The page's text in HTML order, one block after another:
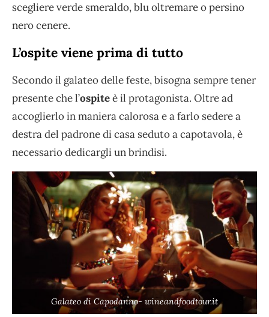
scegliere verde smeraldo, blu oltremare o persino
nero cenere.
L’ospite viene prima di tutto
Secondo il galateo delle feste, bisogna sempre tener
presente che l’ospiteè il protagonista. Oltre ad
accoglierlo in maniera calorosa e a farlo sedere a
destra del padrone di casa seduto a capotavola, è
necessario dedicargli un brindisi.
Galateo di Capodanno- wineandfoodtour.it